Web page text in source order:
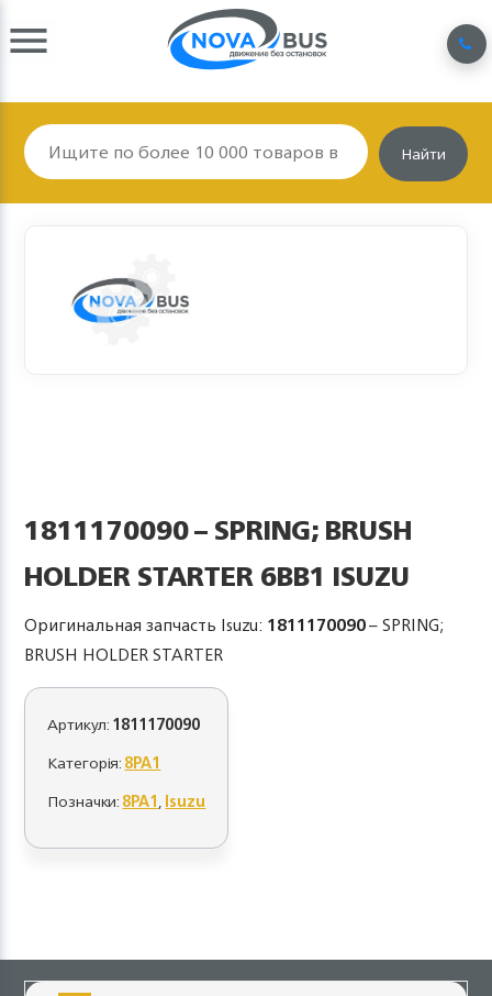
Найти
1811170090 – SPRING; BRUSH
HOLDER STARTER 6BB1 ISUZU
Оригинальная запчасть Isuzu: 1811170090– SPRING;
BRUSH HOLDER STARTER
Артикул:1811170090
Категорія:8PA1
Позначки:8PA1,Isuzu